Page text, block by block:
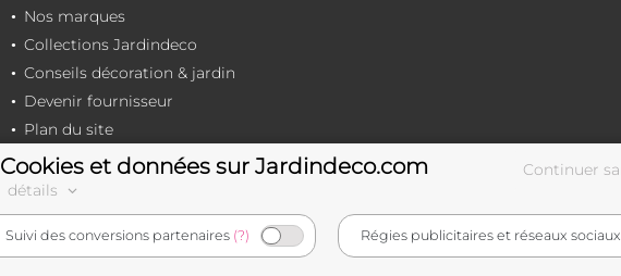
Nos marques
Collections Jardindeco
Conseils décoration & jardin
Devenir fournisseur
Plan du site
e-commerçant français
Cookies et données sur Jardindeco.com
détails
Suivi des conversions partenaires (?) Régies publicitaires et réseaux sociaux